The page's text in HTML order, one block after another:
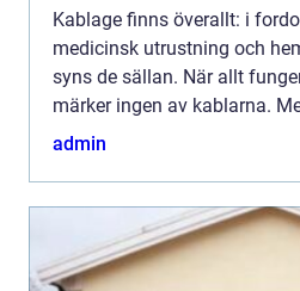
Kablage finns överallt: i
medicinsk utrustning och
syns de sällan. När allt
märker ingen av kablarna.
sitter löst eller en ledning
admin